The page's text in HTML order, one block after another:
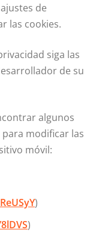
de
las cookies.
siga las
de su
algunos
modificar las
móvil:
)
)